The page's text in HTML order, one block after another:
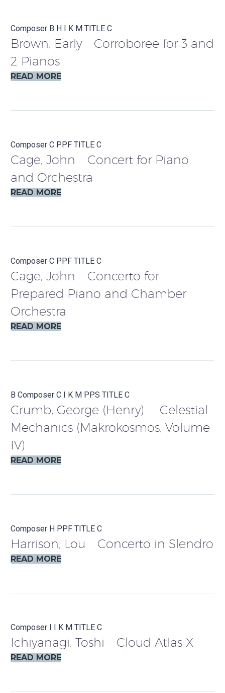
Composer B H K M TITLE C
Brown, Early Corroboree for 3 and
2 Pianos
READ MORE
Composer C PPF TITLE C
Cage, John Concert for Piano
and Orchestra
READ MORE
Composer C PPF TITLE C
Cage, John Concerto for
Prepared Piano and Chamber
Orchestra
READ MORE
B Composer C K M PPS TITLE C
Crumb, George (Henry) Celestial
Mechanics (Makrokosmos, Volume
IV)
READ MORE
Composer H PPF TITLE C
Harrison, Lou Concerto in Slendro
READ MORE
Composer I K M TITLE C
Ichiyanagi, Toshi Cloud Atlas X
READ MORE